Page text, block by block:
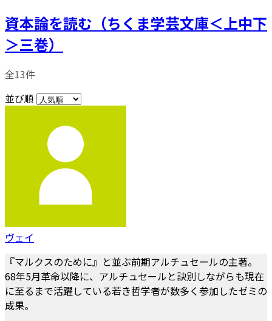
資本論を読む（ちくま学芸文庫＜上中下
＞三巻）
全13件
並び順
ヴェイ
『マルクスのために』と並ぶ前期アルチュセールの主著。
68年5月革命以降に、アルチュセールと訣別しながらも現在
に至るまで活躍している若き哲学者が数多く参加したゼミの
成果。